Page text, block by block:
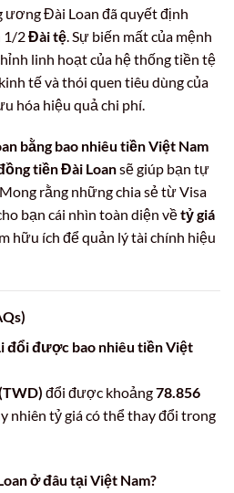
ương Đài Loan đã quyết định
1/2Đài tệ . Sự biến mất của mệnh
linh hoạt của hệ thống tiền tệ
tế và thói quen tiêu dùng của
hóa hiệu quả chi phí.
bằng bao nhiêu tiền Việt Nam
tiền Đài Loansẽ giúp bạn tự
rằng những chia sẻ từ Visa
bạn cái nhìn toàn diện vềtỷ giá
hữu ích để quản lý tài chính hiệu
đổi được bao nhiêu tiền Việt
đổi được khoảng78.856
nhiên tỷ giá có thể thay đổi trong
ở đâu tại Việt Nam?